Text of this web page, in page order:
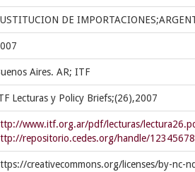
DE
Aires. AR; ITF
Lecturas y Policy Briefs;(26),2007
www.itf.org.ar/pdf/lecturas/
repositorio.cedes.org/handle/
creativecommons.org/licenses/by-nc-